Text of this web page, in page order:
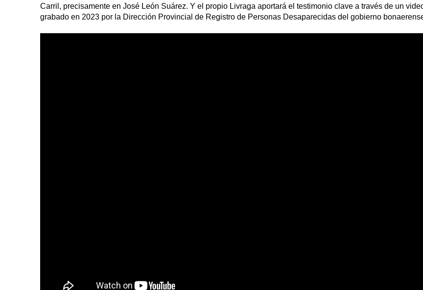
Carril, precisamente en José León Suárez. Y el propio Livraga aportará el testimonio clave a través de un
grabado en 2023 por la Dirección Provincial de Registro de Personas Desaparecidas del gobierno